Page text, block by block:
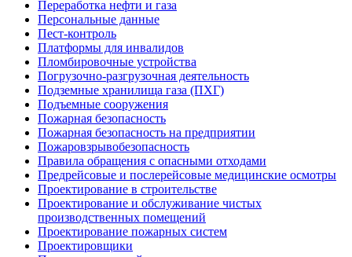
Переработка нефти и газа
Персональные данные
Пест-контроль
Платформы для инвалидов
Пломбировочные устройства
Погрузочно-разгрузочная деятельность
Подземные хранилища газа (ПХГ)
Подъемные сооружения
Пожарная безопасность
Пожарная безопасность на предприятии
Пожаровзрывобезопасность
Правила обращения с опасными отходами
Предрейсовые и послерейсовые медицинские осмотры
Проектирование в строительстве
Проектирование и обслуживание чистых
производственных помещений
Проектирование пожарных систем
Проектировщики